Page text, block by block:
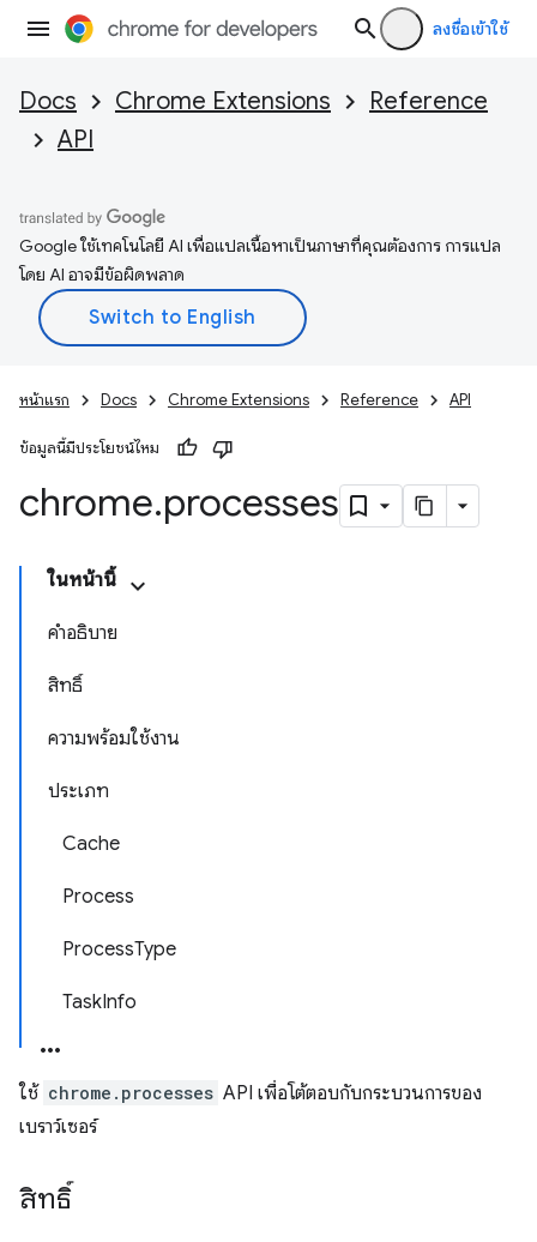
ลงชื่อเข้าใช้
Docs Chrome Extensions
Reference
API
Google ใช้เทคโนโลยี AI เพื่อแปลเนื้อหาเป็นภาษาที่คุณต้องการ การแปล
โดย AI อาจมีข้อผิดพลาด
หน้าแรก Docs Chrome Extensions Reference API
ข้อมูลนี้มีประโยชน์ไหม
chrome.processes
ในหน้านี้
คำอธิบาย
สิทธิ์
ความพร้อมใช้งาน
ประเภท
Cache
Process
ProcessType
TaskInfo
ใช้ chrome.processes API เพื่อโต้ตอบกับกระบวนการของ
เบราว์เซอร์
สิทธิ์